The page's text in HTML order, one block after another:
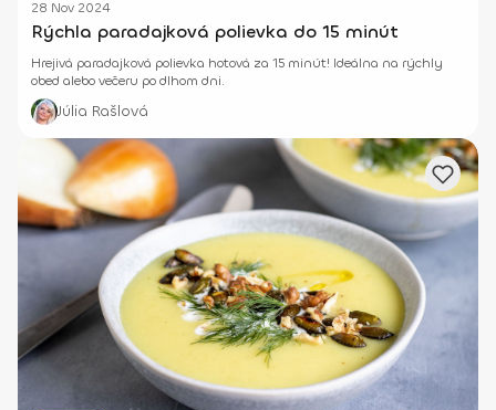
28 Nov 2024
Rýchla paradajková polievka do 15 minút
Hrejivá paradajková polievka hotová za 15 minút! Ideálna na rýchly
obed alebo večeru po dlhom dni.
Júlia Rašlová